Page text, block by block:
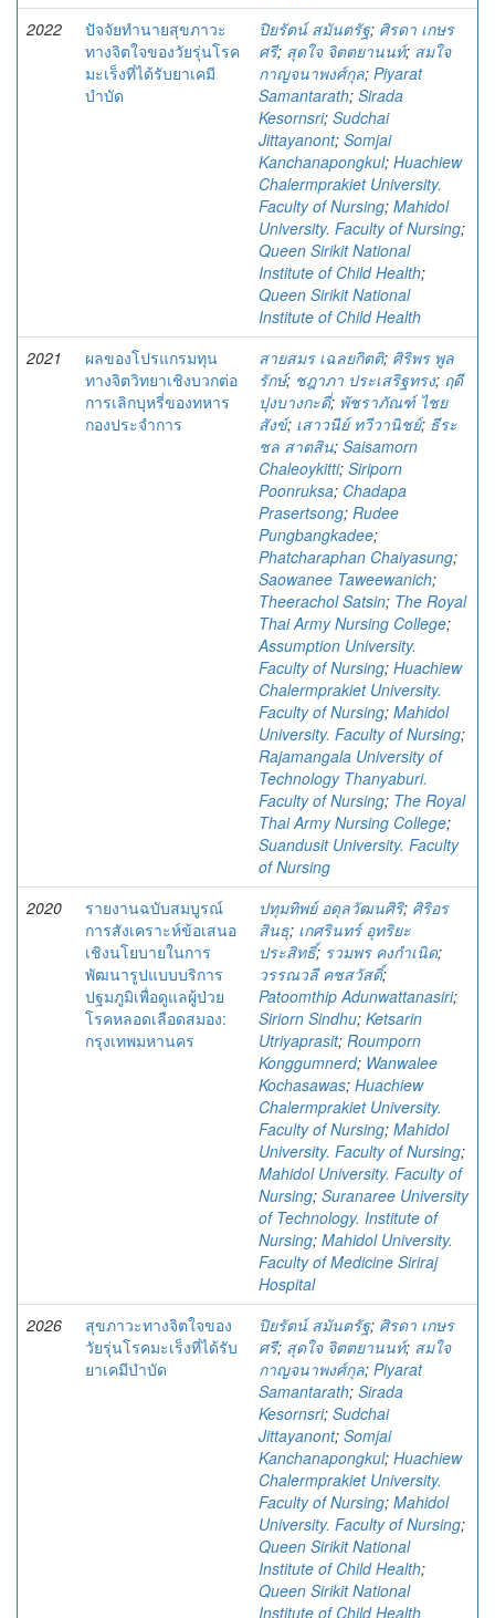
2022
ปัจจัยทำนายสุขภาวะ
ทางจิตใจของวัยรุ่นโรค
มะเร็งที่ได้รับยาเคมี
บำบัด
ปิยรัตน์ สมันตรัฐ; ศิรดา เกษร
ศรี; สุดใจ จิตตยานนท์; สมใจ
กาญจนาพงศ์กุล; Piyarat
Samantarath; Sirada
Kesornsri; Sudchai
Jittayanont; Somjai
Kanchanapongkul; Huachiew
Chalermprakiet University.
Faculty of Nursing; Mahidol
University. Faculty of Nursing;
Queen Sirikit National
Institute of Child Health;
Queen Sirikit National
Institute of Child Health
2021
ผลของโปรแกรมทุน
ทางจิตวิทยาเชิงบวกต่อ
การเลิกบุหรี่ของทหาร
กองประจําการ
สายสมร เฉลยกิตติ; ศิริพร พูล
รักษ์; ชฎาภา ประเสริฐทรง; ฤดี
ปุงบางกะดี่; พัชราภัณฑ์ ไชย
สังข์; เสาวนีย์ ทวีวานิชย์; ธีระ
ชล สาตสิน; Saisamorn
Chaleoykitti; Siriporn
Poonruksa; Chadapa
Prasertsong; Rudee
Pungbangkadee;
Phatcharaphan Chaiyasung;
Saowanee Taweewanich;
Theerachol Satsin; The Royal
Thai Army Nursing College;
Assumption University.
Faculty of Nursing; Huachiew
Chalermprakiet University.
Faculty of Nursing; Mahidol
University. Faculty of Nursing;
Rajamangala University of
Technology Thanyaburi.
Faculty of Nursing; The Royal
Thai Army Nursing College;
Suandusit University. Faculty
of Nursing
2020
รายงานฉบับสมบูรณ์
การสังเคราะห์ข้อเสนอ
เชิงนโยบายในการ
พัฒนารูปแบบบริการ
ปฐมภูมิเพื่อดูแลผู้ป่วย
โรคหลอดเลือดสมอง:
กรุงเทพมหานคร
ปทุมทิพย์ อดุลวัฒนศิริ; ศิริอร
สินธุ; เกศรินทร์ อุทริยะ
ประสิทธิ์; รวมพร คงกำเนิด;
วรรณวลี คชสวัสดิ์;
Patoomthip Adunwattanasiri;
Siriorn Sindhu; Ketsarin
Utriyaprasit; Roumporn
Konggumnerd; Wanwalee
Kochasawas; Huachiew
Chalermprakiet University.
Faculty of Nursing; Mahidol
University. Faculty of Nursing;
Mahidol University. Faculty of
Nursing; Suranaree University
of Technology. Institute of
Nursing; Mahidol University.
Faculty of Medicine Siriraj
Hospital
2026
สุขภาวะทางจิตใจของ
วัยรุ่นโรคมะเร็งที่ได้รับ
ยาเคมีบำบัด
ปิยรัตน์ สมันตรัฐ; ศิรดา เกษร
ศรี; สุดใจ จิตตยานนท์; สมใจ
กาญจนาพงศ์กุล; Piyarat
Samantarath; Sirada
Kesornsri; Sudchai
Jittayanont; Somjai
Kanchanapongkul; Huachiew
Chalermprakiet University.
Faculty of Nursing; Mahidol
University. Faculty of Nursing;
Queen Sirikit National
Institute of Child Health;
Queen Sirikit National
Institute of Child Health